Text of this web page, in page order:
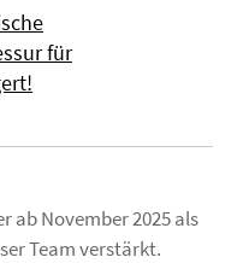
für
ab November 2025 als
Team verstärkt.